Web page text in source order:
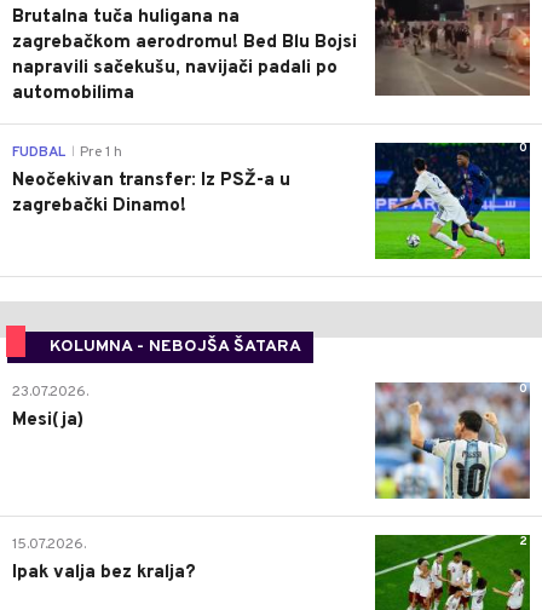
Brutalna tuča huligana na
zagrebačkom aerodromu! Bed Blu Bojsi
napravili sačekušu, navijači padali po
automobilima
0
FUDBAL Pre 1 h
Neočekivan transfer: Iz PSŽ-a u
zagrebački Dinamo!
KOLUMNA - NEBOJŠA ŠATARA
0
23.07.2026.
Mesi(ja)
2
15.07.2026.
Ipak valja bez kralja?